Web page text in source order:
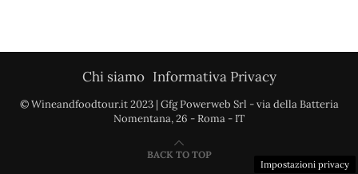
Chi siamo Informativa Privacy
© Wineandfoodtour.it 2023 | Gfg Powerweb Srl - via della Batteria
Nomentana, 26 - Roma - IT
BACK TO TOP
Impostazioni privacy